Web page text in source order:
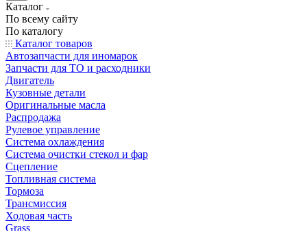
Каталог
По всему сайту
По каталогу
Каталог товаров
Автозапчасти для иномарок
Запчасти для ТО и расходники
Двигатель
Кузовные детали
Оригинальные масла
Распродажа
Рулевое управление
Система охлаждения
Система очистки стекол и фар
Сцепление
Топливная система
Тормоза
Трансмиссия
Ходовая часть
Grass